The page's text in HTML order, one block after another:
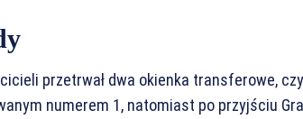
przetrwał dwa okienka transferowe,
numerem 1, natomiast po przyjściu